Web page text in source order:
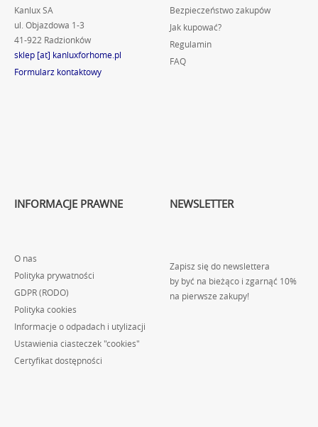
Kanlux SA
ul. Objazdowa 1-3
41-922 Radzionków
sklep [at] kanluxforhome.pl
Formularz kontaktowy
Bezpieczeństwo zakupów
Jak kupować?
Regulamin
FAQ
INFORMACJE PRAWNE
O nas
Polityka prywatności
GDPR (RODO)
Polityka cookies
Informacje o odpadach i utylizacji
Ustawienia ciasteczek "cookies"
Certyfikat dostępności
NEWSLETTER
Zapisz się do newslettera
by być na bieżąco i zgarnąć 10%
na pierwsze zakupy!